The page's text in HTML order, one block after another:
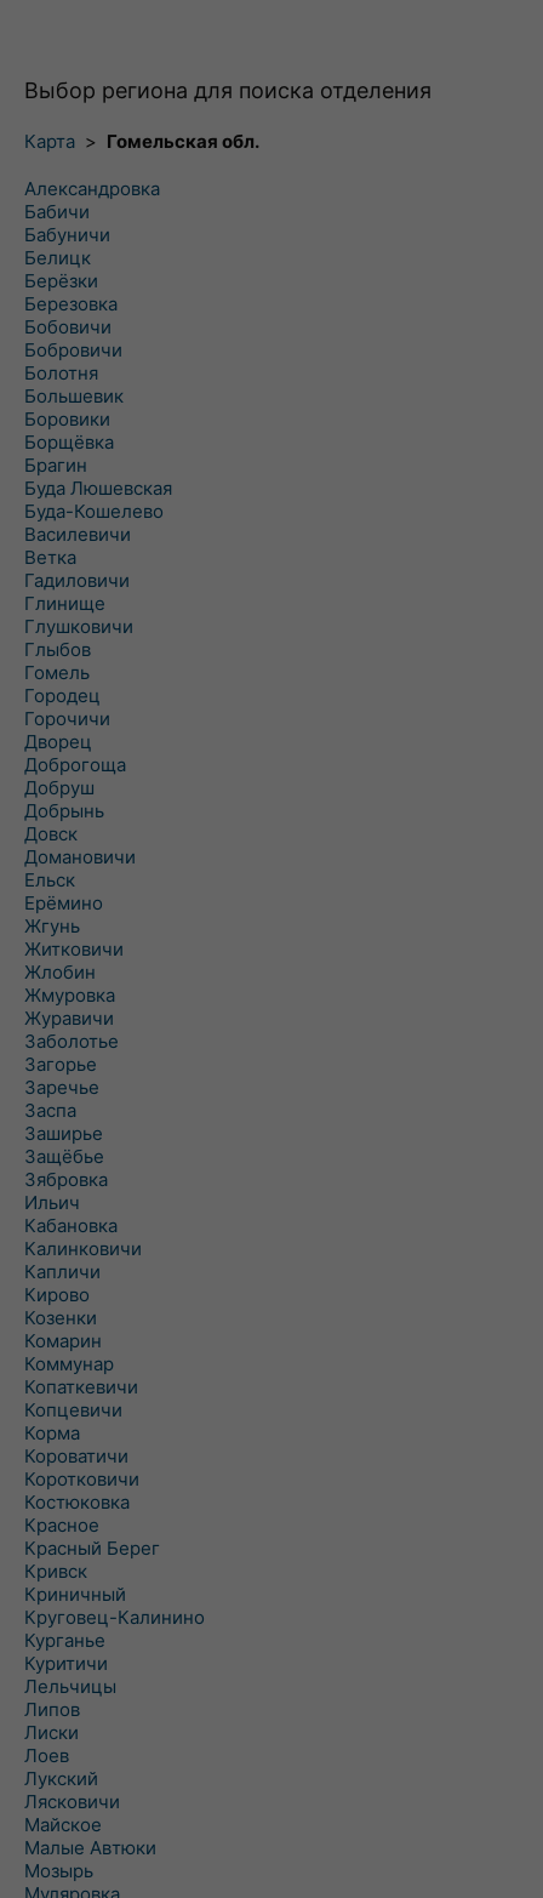
Выбор региона для поиска отделения
Карта > Гомельская обл.
Александровка
Бабичи
Бабуничи
Белицк
Берёзки
Березовка
Бобовичи
Бобровичи
Болотня
Большевик
Боровики
Борщёвка
Брагин
Буда Люшевская
Буда-Кошелево
Василевичи
Ветка
Гадиловичи
Глинище
Глушковичи
Глыбов
Гомель
Городец
Горочичи
Дворец
Доброгоща
Добруш
Добрынь
Довск
Домановичи
Ельск
Ерёмино
Жгунь
Житковичи
Жлобин
Жмуровка
Журавичи
Заболотье
Загорье
Заречье
Заспа
Заширье
Защёбье
Зябровка
Ильич
Кабановка
Калинковичи
Капличи
Кирово
Козенки
Комарин
Коммунар
Копаткевичи
Копцевичи
Корма
Короватичи
Коротковичи
Костюковка
Красное
Красный Берег
Кривск
Криничный
Круговец-Калинино
Курганье
Куритичи
Лельчицы
Липов
Лиски
Лоев
Лукский
Лясковичи
Майское
Малые Автюки
Мозырь